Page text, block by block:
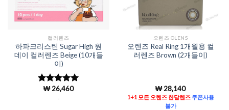
Add to
Wishlist
컬러렌즈
하파크리스틴 Sugar High 원
데이 컬러렌즈 Beige (10개들
이)
5 중에서
로 평
₩26,460
Add to
Wishlist
오렌즈 OLENS
오렌즈 Real Ring 1개월용 컬
러렌즈 Brown (2개들이)
₩28,140
1+1 모든 오렌즈 한달렌즈쿠폰사용
불가